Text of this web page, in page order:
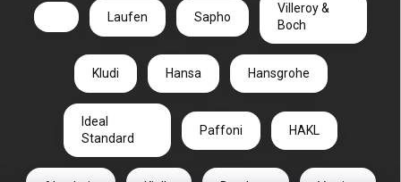
Laufen Sapho
Villeroy &
Boch
Kludi Hansa Hansgrohe
Ideal
Standard
Paffoni HAKL